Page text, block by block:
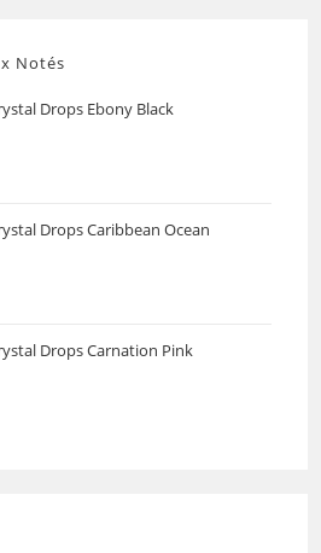
Notés
Drops Ebony Black
Drops Caribbean Ocean
Drops Carnation Pink